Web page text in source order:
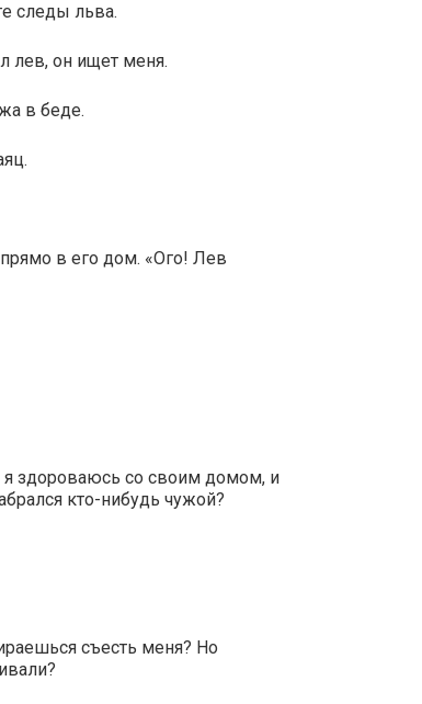
следы льва.
лев, он ищет меня.
в беде.
в его дом. «Ого! Лев
здороваюсь со своим домом, и
кто-нибудь чужой?
съесть меня? Но